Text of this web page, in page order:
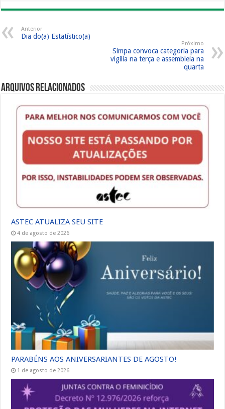
Anterior
Dia do(a) Estatístico(a)
Próximo
Simpa convoca categoria para
vigília na terça e assembleia na
quarta
Arquivos Relacionados
ASTEC ATUALIZA SEU SITE
4 de agosto de 2026
PARABÉNS AOS ANIVERSARIANTES DE AGOSTO!
1 de agosto de 2026